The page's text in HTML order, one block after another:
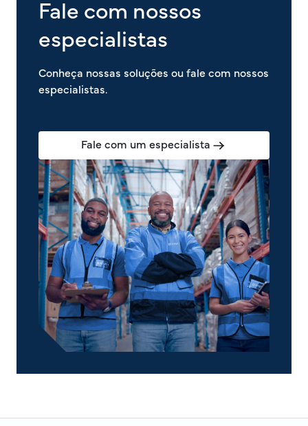
Fale com nossos
especialistas
Conheça nossas soluções ou fale com nossos
especialistas.
Fale com um especialista